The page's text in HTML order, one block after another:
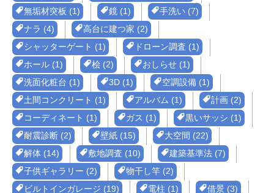
無垢材突板 (1)
鏡 (1)
手洗い (7)
ナラ (4)
高台に建つ家 (2)
シャッターゲート (1)
ドローン調査 (1)
ホール (1)
桧 (2)
おしらせ (1)
洗面化粧台 (1)
3D (1)
空調設備 (1)
土間コンクリート (1)
アルバム (1)
計画 (2)
コーディネート (1)
ガス (1)
黒いサッシ (1)
耐震診断 (2)
壁紙 (15)
大空間 (22)
解体 (14)
敷地調査 (10)
建築基準法 (7)
子供ギャラリー (2)
物干し竿 (2)
ビルトインガレージ (19)
電柱 (1)
借景 (3)